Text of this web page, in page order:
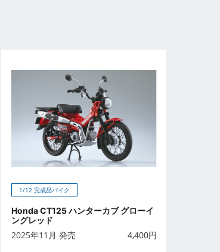
1/12 完成品バイク
Honda CT125 ハンターカブ グローイ
ングレッド
2025年11月 発売 4,400円